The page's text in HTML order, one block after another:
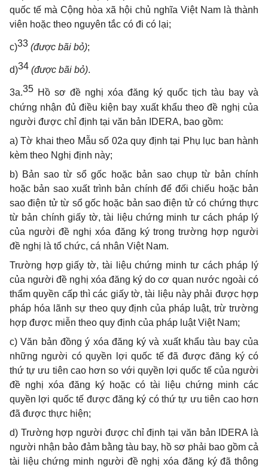
quốc tế mà Cộng hòa xã hội chủ nghĩa Việt Nam là thành
viên hoặc theo nguyên tắc có đi có lại;
c)33 (được bãi bỏ);
d)34 (được bãi bỏ).
3a.35 Hồ sơ đề nghị xóa đăng ký quốc tịch tàu bay và
chứng nhận đủ điều kiện bay xuất khẩu theo đề nghị của
người được chỉ định tại văn bản IDERA, bao gồm:
a) Tờ khai theo Mẫu số 02a quy định tại Phụ lục ban hành
kèm theo Nghị định này;
b) Bản sao từ sổ gốc hoặc bản sao chụp từ bản chính
hoặc bản sao xuất trình bản chính để đối chiếu hoặc bản
sao điện tử từ sổ gốc hoặc bản sao điện tử có chứng thực
từ bản chính giấy tờ, tài liệu chứng minh tư cách pháp lý
của người đề nghị xóa đăng ký trong trường hợp người
đề nghị là tổ chức, cá nhân Việt Nam.
Trường hợp giấy tờ, tài liệu chứng minh tư cách pháp lý
của người đề nghị xóa đăng ký do cơ quan nước ngoài có
thẩm quyền cấp thì các giấy tờ, tài liệu này phải được hợp
pháp hóa lãnh sự theo quy định của pháp luật, trừ trường
hợp được miễn theo quy định của pháp luật Việt Nam;
c) Văn bản đồng ý xóa đăng ký và xuất khẩu tàu bay của
những người có quyền lợi quốc tế đã được đăng ký có
thứ tự ưu tiên cao hơn so với quyền lợi quốc tế của người
đề nghị xóa đăng ký hoặc có tài liệu chứng minh các
quyền lợi quốc tế được đăng ký có thứ tự ưu tiên cao hơn
đã được thực hiện;
d) Trường hợp người được chỉ định tại văn bản IDERA là
người nhận bảo đảm bằng tàu bay, hồ sơ phải bao gồm cả
tài liệu chứng minh người đề nghị xóa đăng ký đã thông